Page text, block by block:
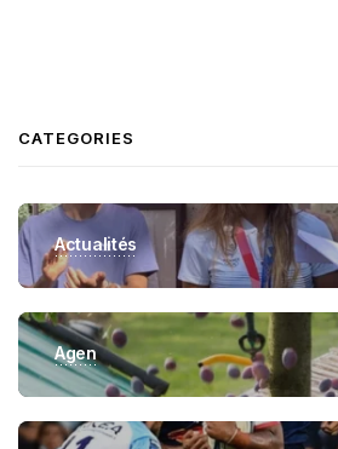
CATEGORIES
Actualités
Agen